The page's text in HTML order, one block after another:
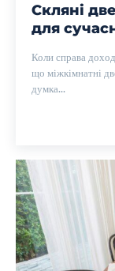
Скляні
для
Коли справа
що міжкімнатні
думка...